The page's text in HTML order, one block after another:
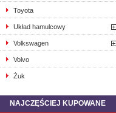
Toyota
Układ hamulcowy
Volkswagen
Volvo
Żuk
NAJCZĘŚCIEJ KUPOWANE